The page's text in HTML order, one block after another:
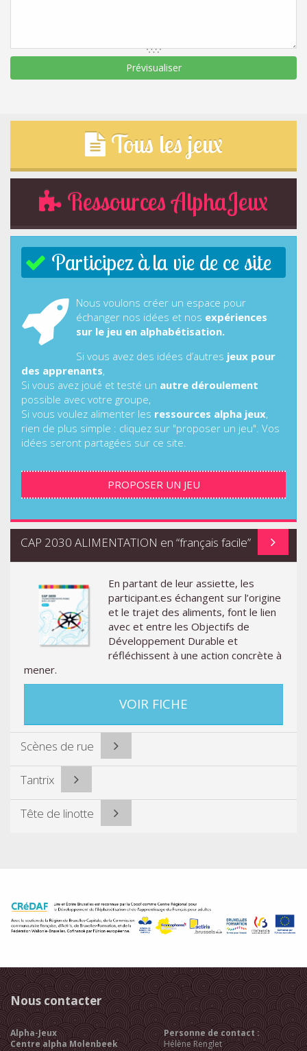
Tous les jeux
Ressources AlphaJeux
Participez à la vie de ce site
Nous voulons créer un espace pour
échanger nos idées et nos expériences
sur le jeu en alphabétisation.
Si vous avez des idées d’autres jeux pour
des apprenants,
Si vous avez joué et testé un autre déroulement
possible avec votre groupe,
Si vous voulez alimenter les ressources alpha jeux,
rien de plus simple : cliquez sur "proposer un jeu". Vos
idées seront partagées sur ce site.
PROPOSER UN JEU
CAP 2030 ALIMENTATION en “français facile”
En partant de leur assiette, les
participant.es échangent sur l’origine
et le trajet des aliments, font le lien
avec et entre les Objectifs de
Développement Durable et
réfléchissent à une action concrète à
mener.
VOIR FICHE
Scènes de rue
Tantrix
Tête de linotte
Nous contacter
Alpha-Jeux
Centre alpha Molenbeek
Personne de contact :
Hélène Renglet